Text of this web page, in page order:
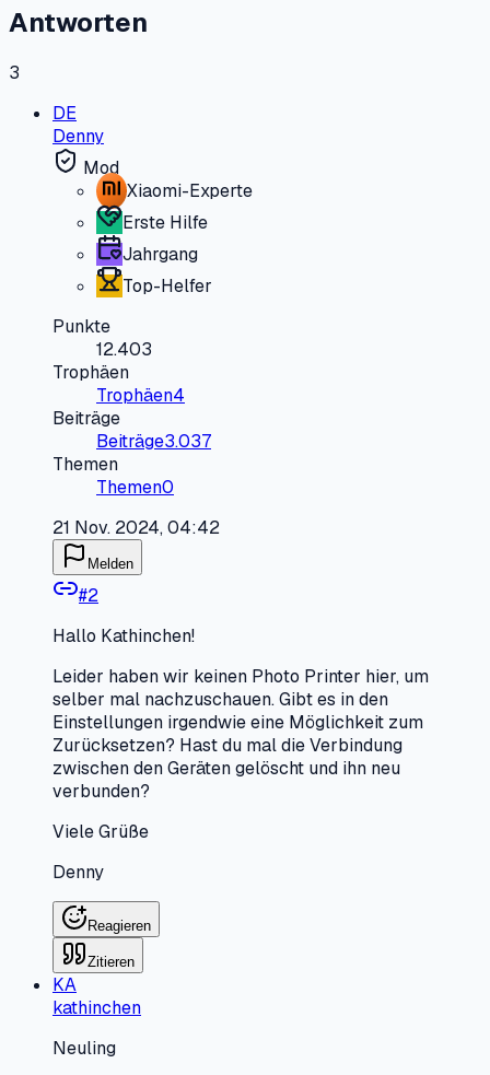
Antworten
3
DE
Denny
Mod
Xiaomi-Experte
Erste Hilfe
Jahrgang
Top-Helfer
Punkte
12.403
Trophäen
Trophäen4
Beiträge
Beiträge3.037
Themen
Themen0
21 Nov. 2024, 04:42
Melden
#2
Hallo Kathinchen!
Leider haben wir keinen Photo Printer hier, um
selber mal nachzuschauen. Gibt es in den
Einstellungen irgendwie eine Möglichkeit zum
Zurücksetzen? Hast du mal die Verbindung
zwischen den Geräten gelöscht und ihn neu
verbunden?
Viele Grüße
Denny
Reagieren
Zitieren
KA
kathinchen
Neuling